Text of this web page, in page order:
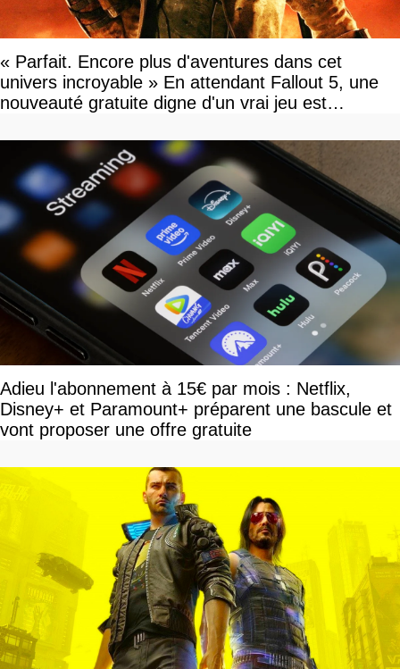
« Parfait. Encore plus d'aventures dans cet
univers incroyable » En attendant Fallout 5, une
nouveauté gratuite digne d'un vrai jeu est
Adieu l'abonnement à 15€ par mois : Netflix,
Disney+ et Paramount+ préparent une bascule et
vont proposer une offre gratuite